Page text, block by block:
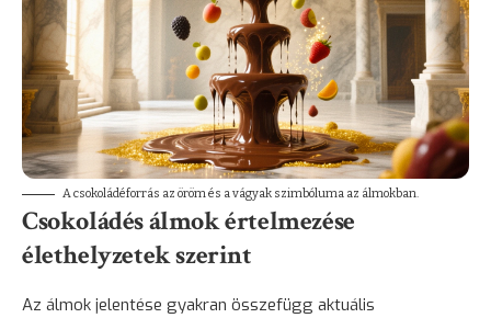
A csokoládéforrás az öröm és a vágyak szimbóluma az álmokban.
Csokoládés álmok értelmezése
élethelyzetek szerint
Az álmok jelentése gyakran összefügg aktuális